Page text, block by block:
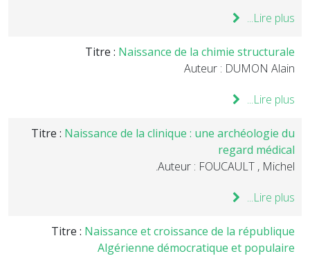
Lire plus...
Titre : Naissance de la chimie structurale
Auteur : DUMON Alain
Lire plus...
Titre : Naissance de la clinique : une archéologie du
regard médical
Auteur : FOUCAULT , Michel.
Lire plus...
Titre : Naissance et croissance de la république
Algérienne démocratique et populaire